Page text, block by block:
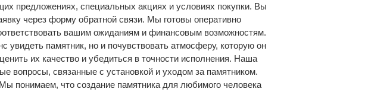
предложениях, специальных акциях и условиях покупки. Вы
через форму обратной связи. Мы готовы оперативно
вашим ожиданиям и финансовым возможностям.
памятник, но и почувствовать атмосферу, которую он
их качество и убедиться в точности исполнения. Наша
вопросы, связанные с установкой и уходом за памятником.
понимаем, что создание памятника для любимого человека